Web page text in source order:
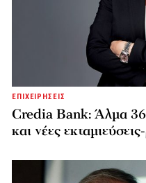
ΕΠΙΧΕΙΡΗΣΕΙΣ
Credia Bank: Άλμα
και νέες